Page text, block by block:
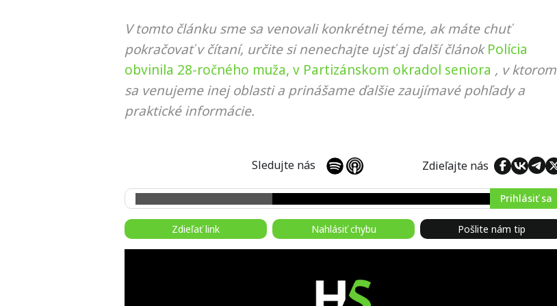
V tomto článku sme sa venovali konkrétnej téme, ak máte chuť
pokračovať v čítaní, určite si nenechajte ujsť aj ďalší článok Polícia
obvinila 28-ročného muža, v Partizánskom okradol seniora , v ktorom
sa venujeme inej oblasti a prinášame ďalšie zaujímavé pohľady a
praktické informácie.
Sledujte nás Zdieľajte nás
Prihlásiť sa
Zdieľať link Nahlásiť chybu Pošlite nám tip